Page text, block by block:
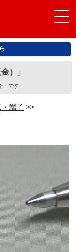
）」
」です
・端子>>